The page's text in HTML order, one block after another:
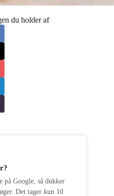
du holder af
Google, så dukker
Det tager kun 10